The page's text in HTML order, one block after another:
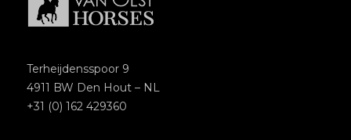
Terheijdensspoor 9
4911 BW Den Hout – NL
+31 (0) 162 429360